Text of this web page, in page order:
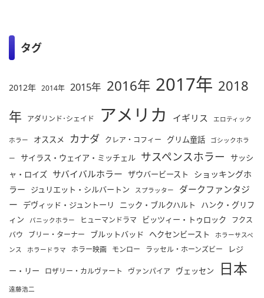
タグ
2012年 2014年 2015年 2016年 2017年 2018
年
アダリンド･シェイド アメリカ イギリス エロティック
ホラー オススメ カナダ クレア・コフィー グリム童話 ゴシックホラ
ー サイラス・ウェイア・ミッチェル サスペンスホラー
サッシ
ャ・ロイズ サバイバルホラー ザウバービースト
ショッキングホ
ラー
ジュリエット・シルバートン スプラッター
ダークファンタジ
ー
デヴィッド・ジュントーリ ニック・ブルクハルト
ハンク・グリフ
ィン
パニックホラー ヒューマンドラマ ビッツィー・トゥロック
フクス
バウ
ブリー・ターナー ブルットバッド ヘクセンビースト
ホラーサスペ
ンス
ホラードラマ ホラー映画 モンロー ラッセル・ホーンズビー レジ
ー・リー ロザリー・カルヴァート ヴァンパイア ヴェッセン 日本
遠藤浩二